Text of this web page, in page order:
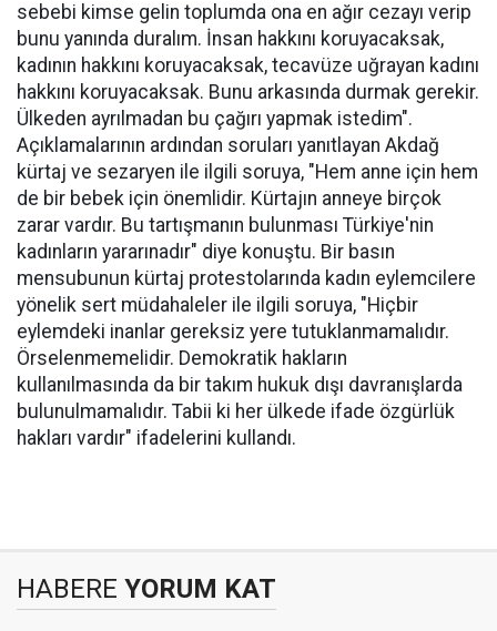
sebebi kimse gelin toplumda ona en ağır cezayı verip
bunu yanında duralım. İnsan hakkını koruyacaksak,
kadının hakkını koruyacaksak, tecavüze uğrayan kadını
hakkını koruyacaksak. Bunu arkasında durmak gerekir.
Ülkeden ayrılmadan bu çağırı yapmak istedim".
Açıklamalarının ardından soruları yanıtlayan Akdağ
kürtaj ve sezaryen ile ilgili soruya, "Hem anne için hem
de bir bebek için önemlidir. Kürtajın anneye birçok
zarar vardır. Bu tartışmanın bulunması Türkiye'nin
kadınların yararınadır" diye konuştu. Bir basın
mensubunun kürtaj protestolarında kadın eylemcilere
yönelik sert müdahaleler ile ilgili soruya, "Hiçbir
eylemdeki inanlar gereksiz yere tutuklanmamalıdır.
Örselenmemelidir. Demokratik hakların
kullanılmasında da bir takım hukuk dışı davranışlarda
bulunulmamalıdır. Tabii ki her ülkede ifade özgürlük
hakları vardır" ifadelerini kullandı.
HABERE YORUM KAT